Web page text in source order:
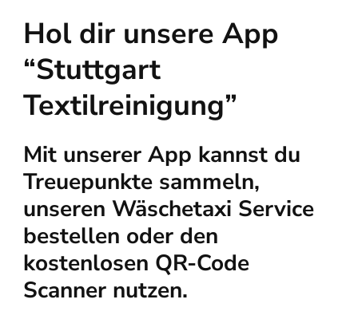
Hol dir unsere App
“Stuttgart
Textilreinigung”
Mit unserer App kannst du
Treuepunkte sammeln,
unseren Wäschetaxi Service
bestellen oder den
kostenlosen QR-Code
Scanner nutzen.